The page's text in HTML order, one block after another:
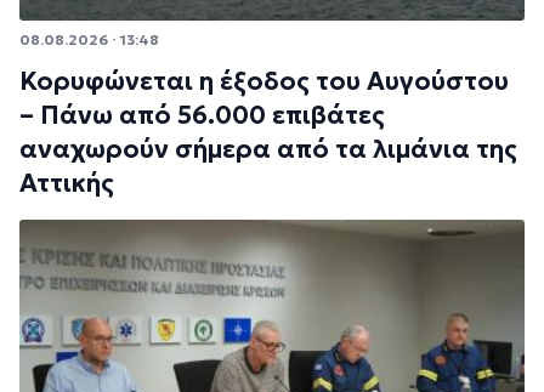
08.08.2026 · 13:48
Κορυφώνεται η έξοδος του Αυγούστου
– Πάνω από 56.000 επιβάτες
αναχωρούν σήμερα από τα λιμάνια της
Αττικής